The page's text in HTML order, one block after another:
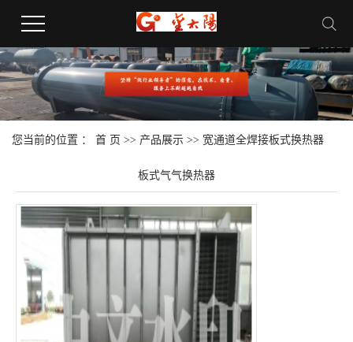
您当前的位置 ： 首 页 >> 产品展示 >> 宽通道全焊接板式换热器
板式气气换热器